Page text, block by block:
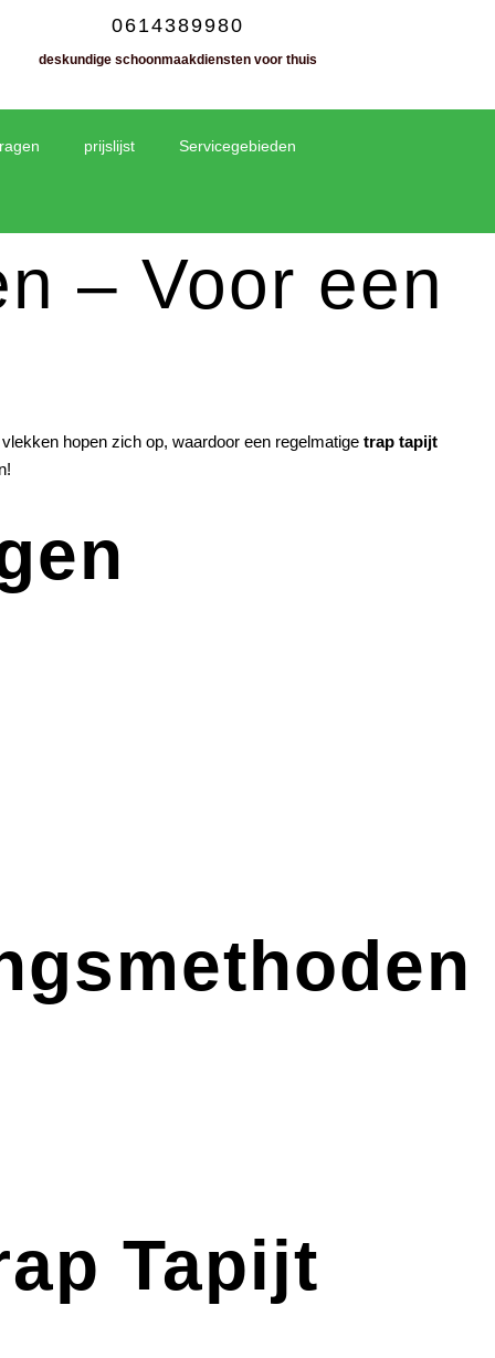
0614389980
deskundige schoonmaakdiensten voor thuis
prijslijst Servicegebieden
– Voor een
hopen zich op, waardoor een regelmatige trap tapijt
Tapijt